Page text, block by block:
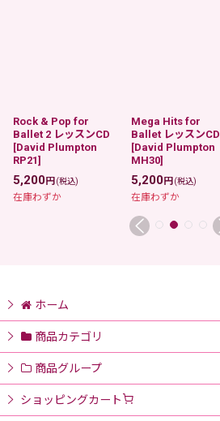
Rock & Pop for
Ballet 2 レッスンCD
[David Plumpton
RP21]
5,200円 (税込)
在庫わずか
Mega Hits for
Ballet レッスンCD
[David Plumpton
MH30]
5,200円 (税込)
在庫わずか
ホーム
商品カテゴリ
商品グループ
ショッピングカート